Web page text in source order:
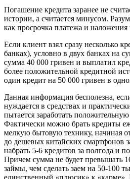
Погашение кредита заранее не
истории, а считается минусом.
как просрочка платежа и наложения
Если клиент взял сразу несколько
банках), условно в двух банках на
сумма 40 000 гривен и выплатил
более положительной кредитной
один кредит на 50 000 гривен в
Данная информация бесполезна,
нуждается в средствах и
пытается заработать
Фактически можно брать кредиты
мелкую бытовую технику, начиная
до дешевых китайских смартфонов
набрать 5-6 кредитов за полгода и
Причем сумма не будет превышать
займы, чем сделать заем на 50-100
единственный «плюсик» к «карме».